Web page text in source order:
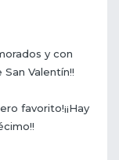
y con
Valentín!!
favorito!¡¡Hay